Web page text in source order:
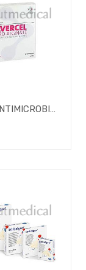
PENSO ANTIMICROBIANO NÃO ADERENTE SILVERCEL